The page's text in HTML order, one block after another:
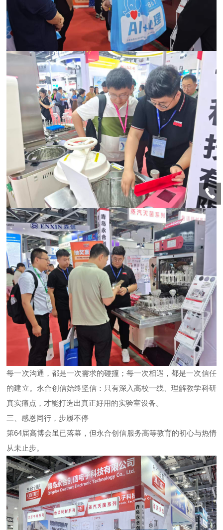
每一次沟通，都是一次需求的碰撞；每一次相遇，都是一次信任
的建立。 永合创信始终坚信：只有深入高校一线、理解教学科研
真实痛点，才能打造出真正好用的实验室设备。
三、感恩同行，步履不停
第64届高博会虽已落幕，但永合创信服务高等教育的初心与热情
从未止步。